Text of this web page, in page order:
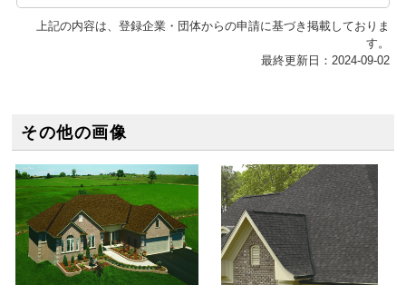
上記の内容は、登録企業・団体からの申請に基づき掲載しておりま
す。
最終更新日：2024-09-02
その他の画像